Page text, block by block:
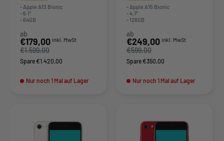
- Apple A13 Bionic
- 6.1"
- 64GB
ab
Sonderpreis
€179,00 inkl. MwSt
€1.599,00
Spare €1.420,00
Nur noch 1 Mal auf Lager
- Apple A15 Bionic
- 4.7"
- 128GB
ab
Sonderpreis
€249,00 inkl. MwSt
€599,00
Spare €350,00
Nur noch 1 Mal auf Lager